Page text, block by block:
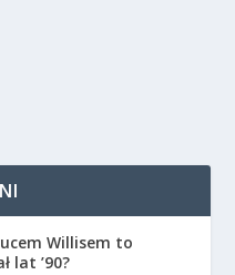
Willisem to
lat ’90?